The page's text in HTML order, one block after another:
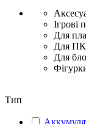
Ігрові
Для
Для ПК
Для
Тип